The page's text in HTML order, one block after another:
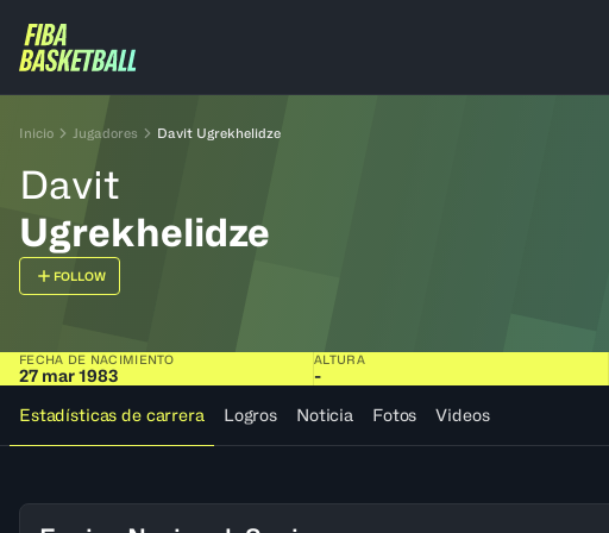
Inicio Jugadores Davit Ugrekhelidze
Davit
Ugrekhelidze
FOLLOW
FECHA DE NACIMIENTO
27 mar 1983
ALTURA
-
Estadísticas de carrera
Logros Noticia Fotos Videos